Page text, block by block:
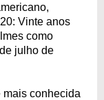
Vinte anos
como
julho de
mais conhecida